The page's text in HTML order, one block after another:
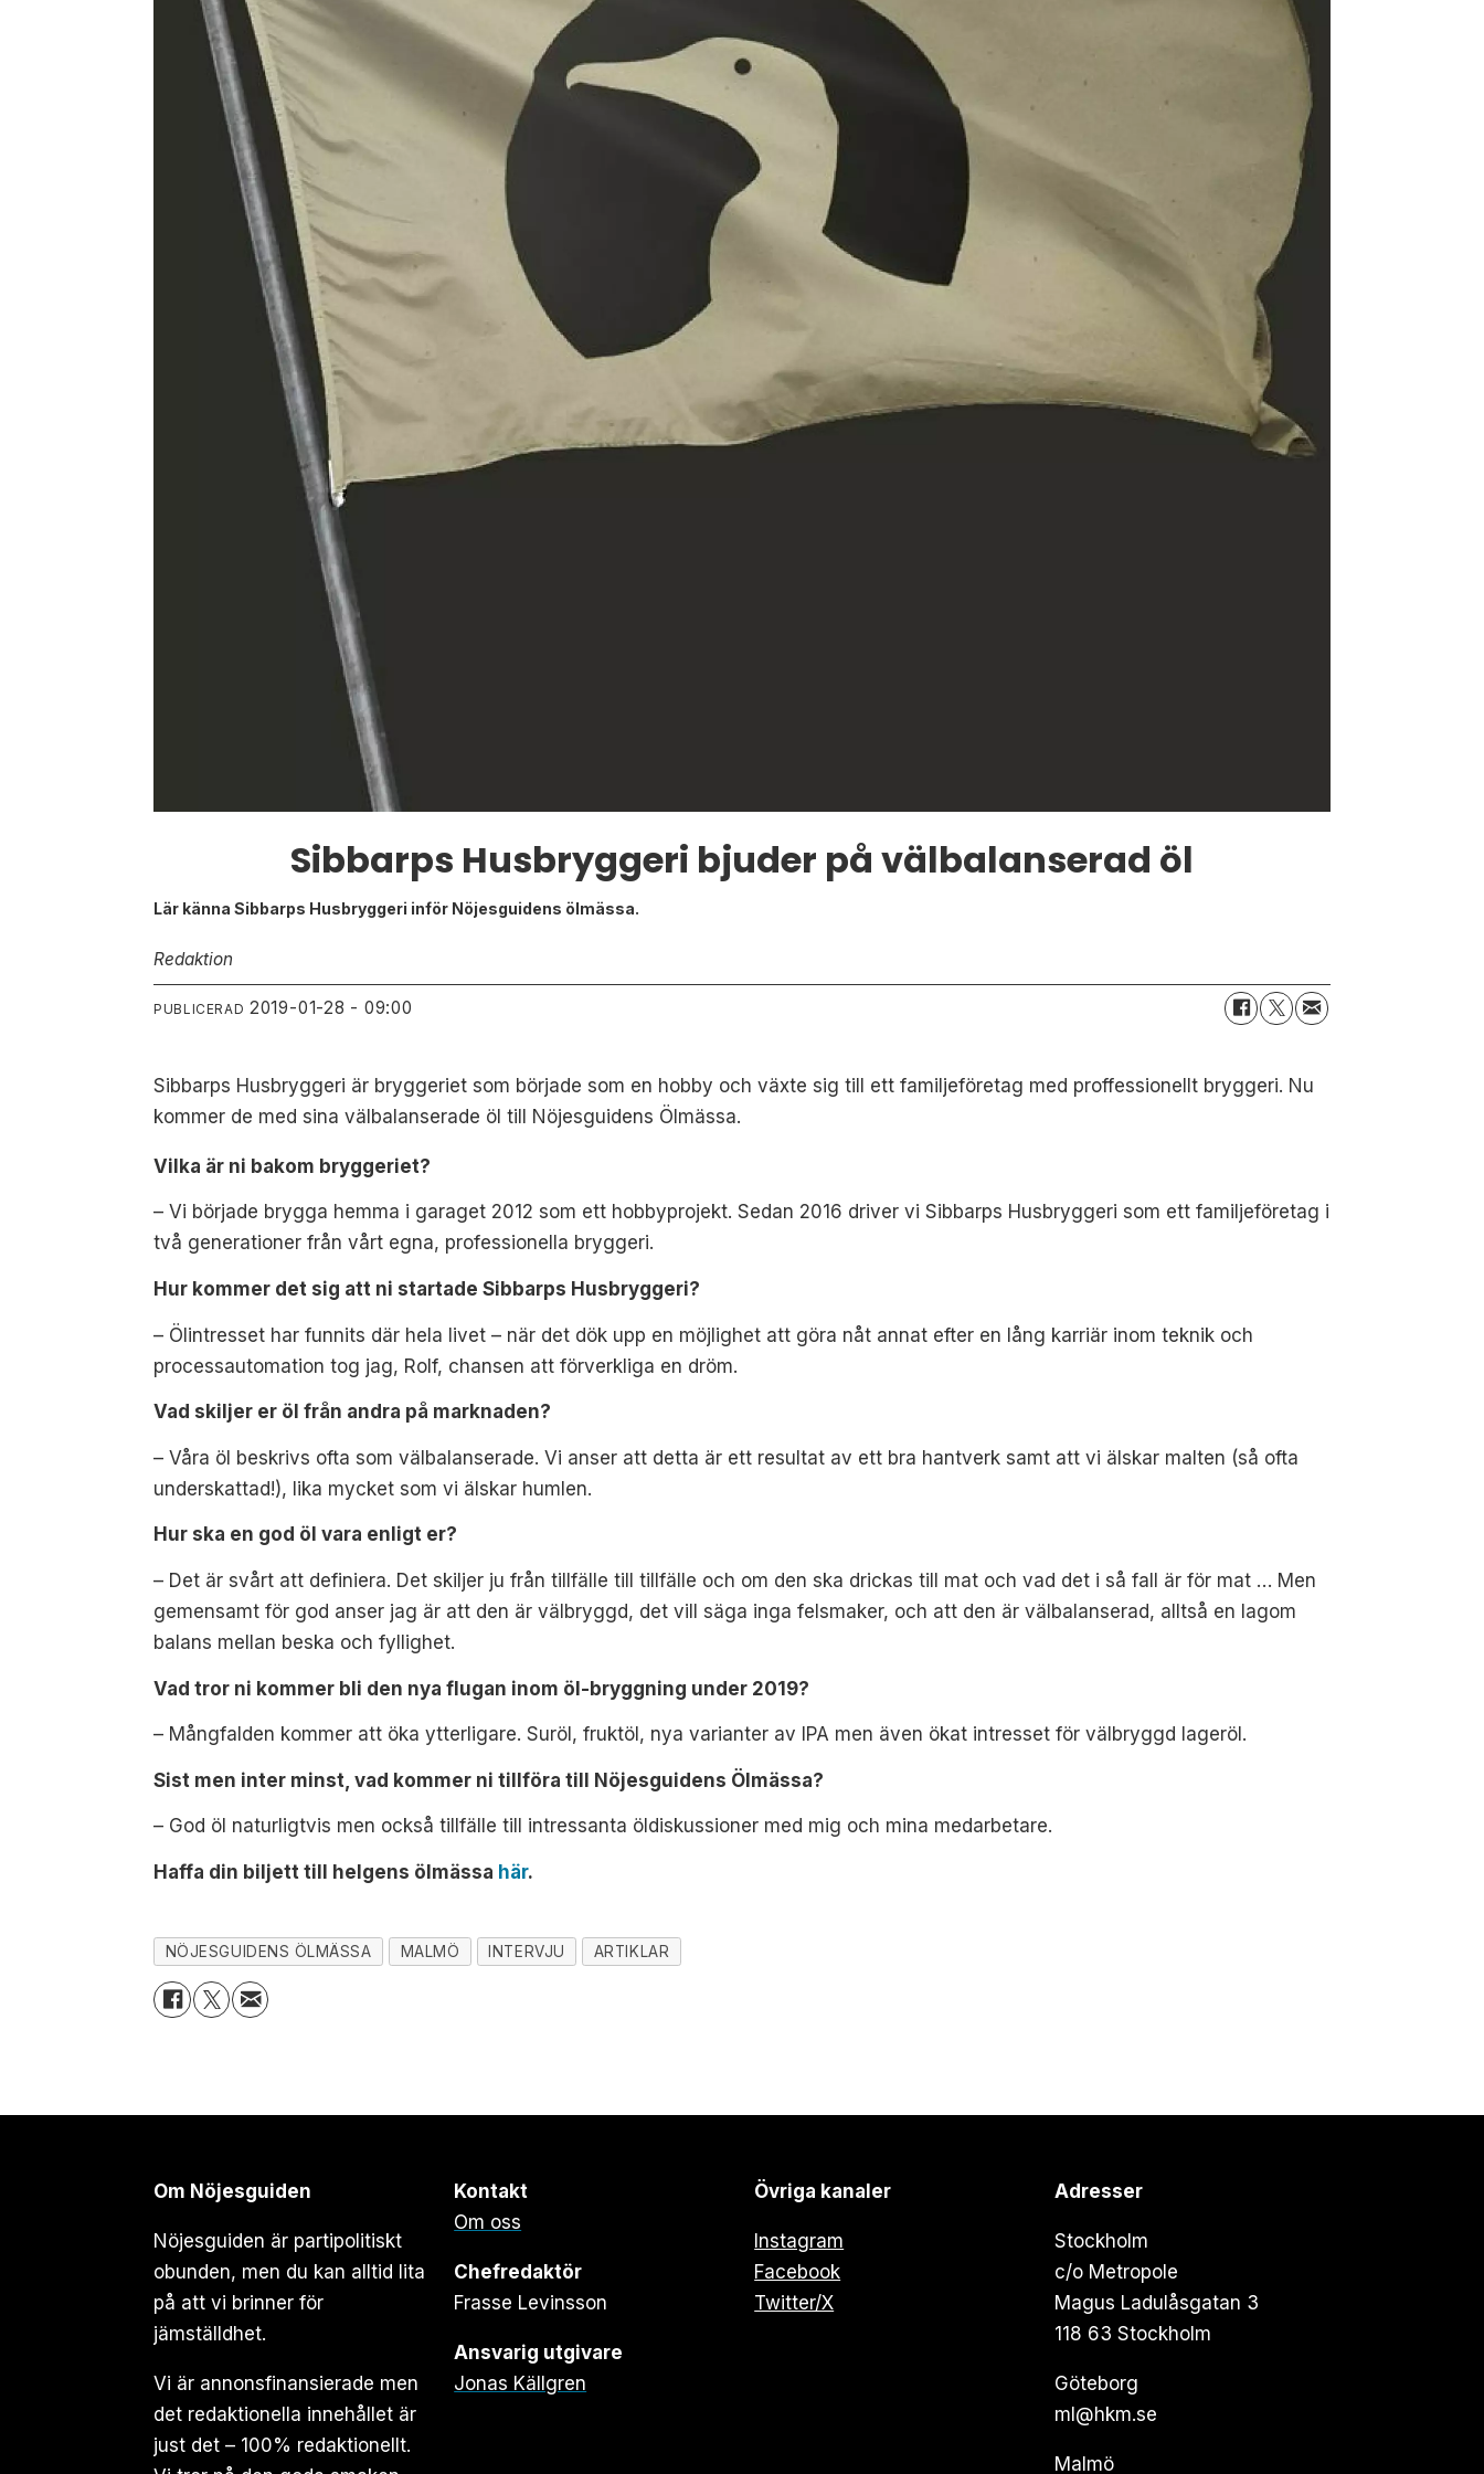
Sibbarps Husbryggeri bjuder på välbalanserad öl
Lär känna Sibbarps Husbryggeri inför Nöjesguidens ölmässa.
Redaktion
PUBLICERAD 2019-01-28 - 09:00
Sibbarps Husbryggeri är bryggeriet som började som en hobby och växte sig till ett familjeföretag med proffessionellt bryggeri. Nu
kommer de med sina välbalanserade öl till Nöjesguidens Ölmässa.
Vilka är ni bakom bryggeriet?
– Vi började brygga hemma i garaget 2012 som ett hobbyprojekt. Sedan 2016 driver vi Sibbarps Husbryggeri som ett familjeföretag i
två generationer från vårt egna, professionella bryggeri.
Hur kommer det sig att ni startade Sibbarps Husbryggeri?
– Ölintresset har funnits där hela livet – när det dök upp en möjlighet att göra nåt annat efter en lång karriär inom teknik och
processautomation tog jag, Rolf, chansen att förverkliga en dröm.
Vad skiljer er öl från andra på marknaden?
– Våra öl beskrivs ofta som välbalanserade. Vi anser att detta är ett resultat av ett bra hantverk samt att vi älskar malten (så ofta
underskattad!), lika mycket som vi älskar humlen.
Hur ska en god öl vara enligt er?
– Det är svårt att definiera. Det skiljer ju från tillfälle till tillfälle och om den ska drickas till mat och vad det i så fall är för mat … Men
gemensamt för god anser jag är att den är välbryggd, det vill säga inga felsmaker, och att den är välbalanserad, alltså en lagom
balans mellan beska och fyllighet.
Vad tror ni kommer bli den nya flugan inom öl-bryggning under 2019?
– Mångfalden kommer att öka ytterligare. Suröl, fruktöl, nya varianter av IPA men även ökat intresset för välbryggd lageröl.
Sist men inter minst, vad kommer ni tillföra till Nöjesguidens Ölmässa?
– God öl naturligtvis men också tillfälle till intressanta öldiskussioner med mig och mina medarbetare.
Haffa din biljett till helgens ölmässa här.
NÖJESGUIDENS ÖLMÄSSA MALMÖ INTERVJU ARTIKLAR
Om Nöjesguiden
Nöjesguiden är partipolitiskt
obunden, men du kan alltid lita
på att vi brinner för
jämställdhet.
Vi är annonsfinansierade men
det redaktionella innehållet är
just det – 100% redaktionellt.
Kontakt
Om oss
Chefredaktör
Frasse Levinsson
Ansvarig utgivare
Jonas Källgren
Övriga kanaler
Instagram
Facebook
Twitter/X
Adresser
Stockholm
c/o Metropole
Magus Ladulåsgatan 3
118 63 Stockholm
Göteborg
ml@hkm.se
Malmö